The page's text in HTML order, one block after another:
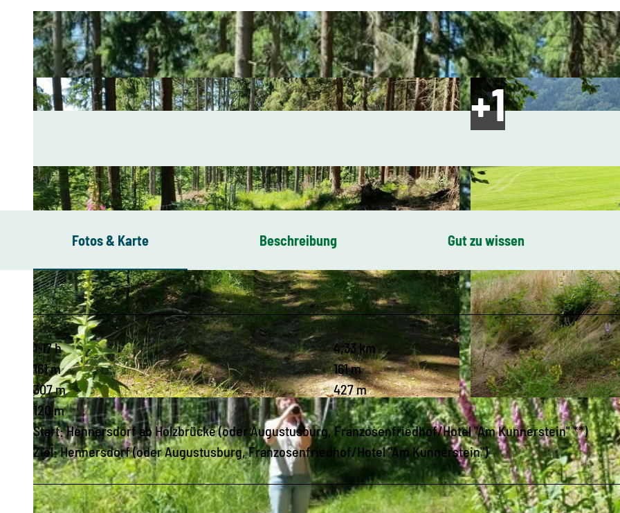
© Sabine May, Stadt Augustusburg © Sabine May, Stadt Augustusburg |CC-BY
Fotos & Karte Beschreibung Gut zu wissen
1:17 h
4,33 km
161 m
161 m
307 m
427 m
120 m
Start: Hennersdorf ab Holzbrücke (oder Augustusburg, Franzosenfriedhof/Hotel "Am Kunnerstein" **)
Ziel: Hennersdorf (oder Augustusburg, Franzosenfriedhof/Hotel "Am Kunnerstein")